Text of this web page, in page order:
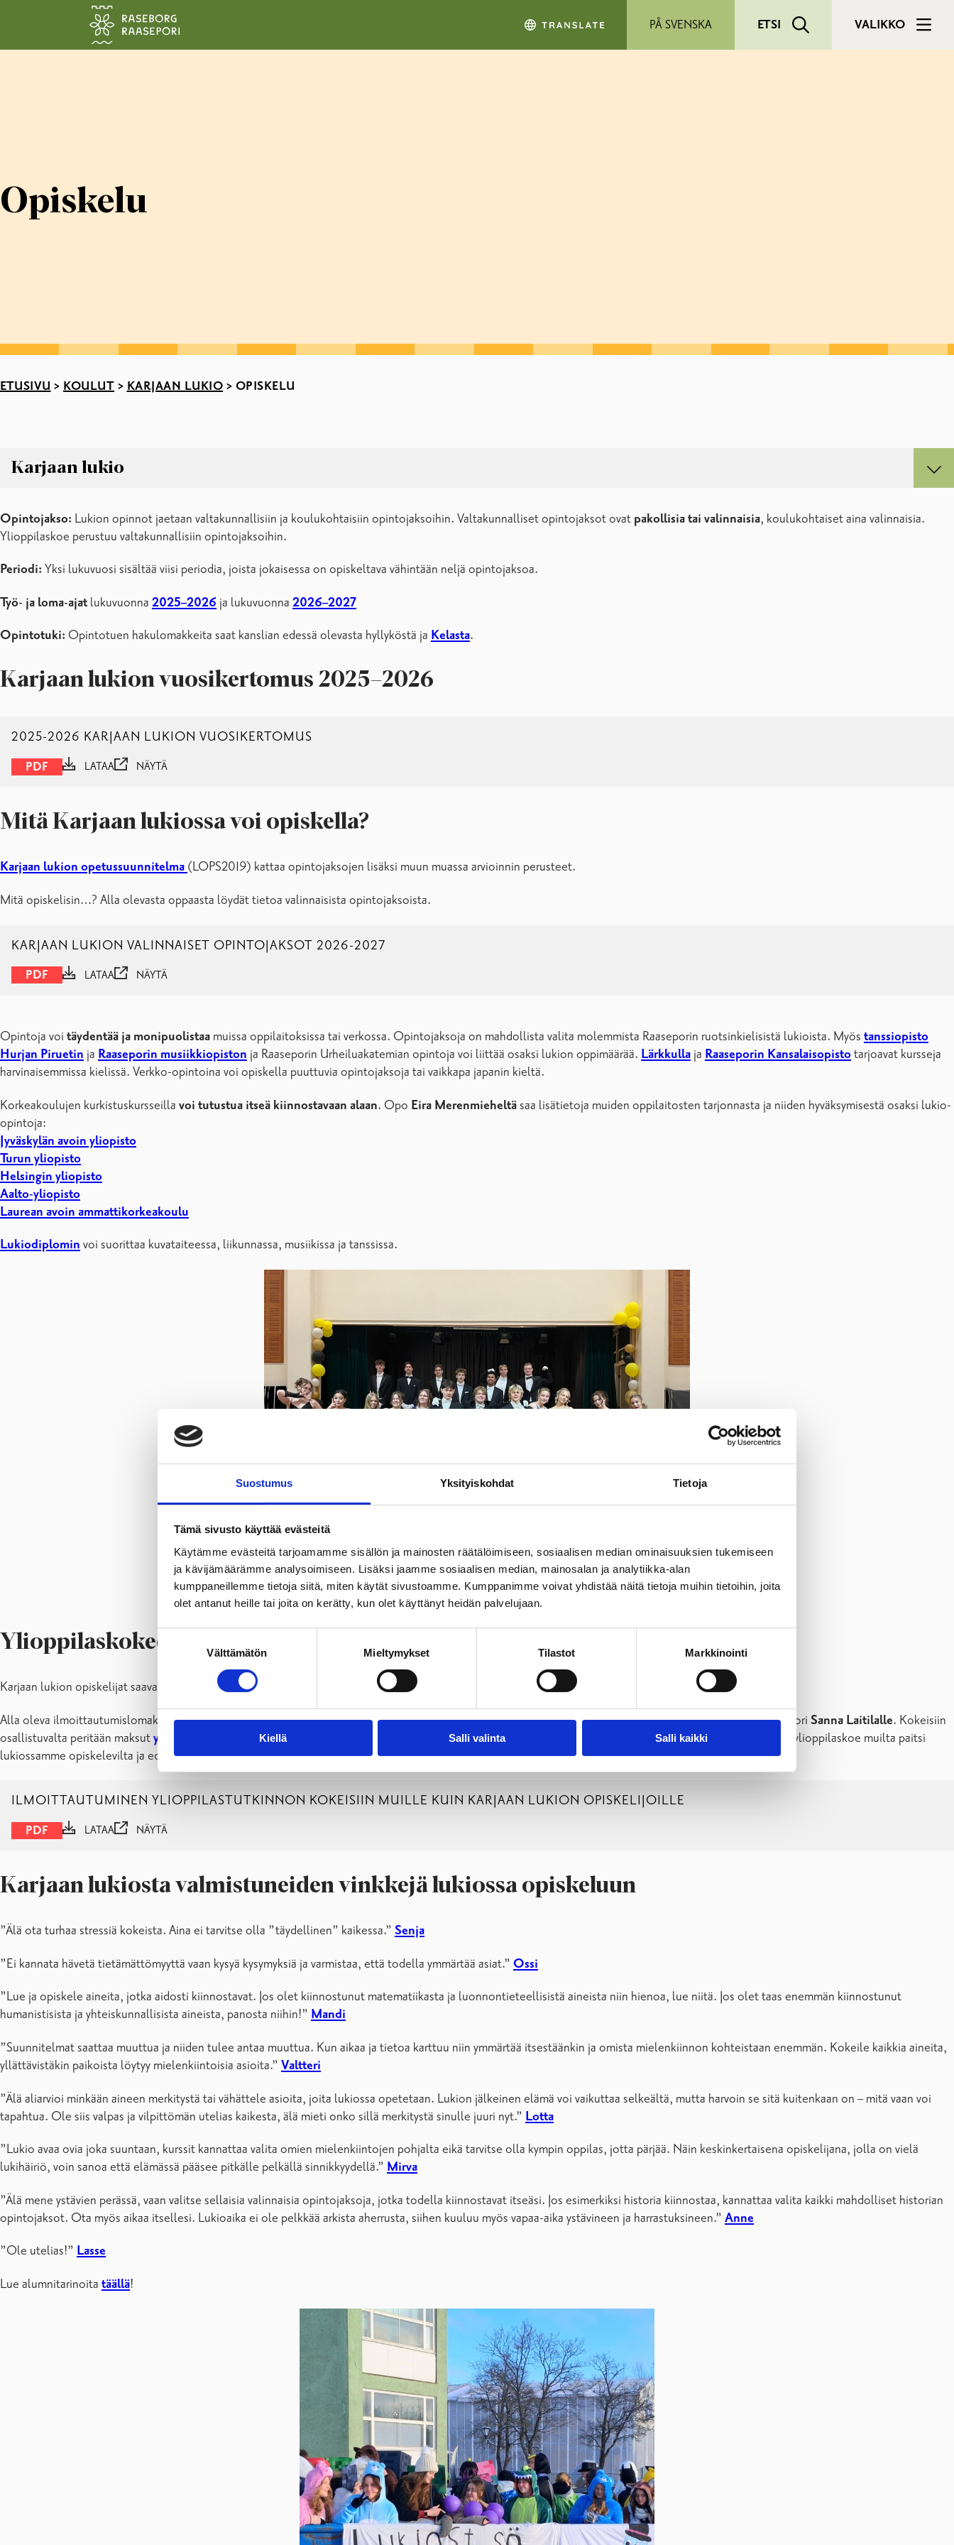
Suostumus Yksityiskohdat Tietoja
Tämä sivusto käyttää evästeitä
Käytämme evästeitä tarjoamamme sisällön ja mainosten räätälöimiseen, sosiaalisen median ominaisuuksien tukemiseen
ja kävijämäärämme analysoimiseen. Lisäksi jaamme sosiaalisen median, mainosalan ja analytiikka-alan
kumppaneillemme tietoja siitä, miten käytät sivustoamme. Kumppanimme voivat yhdistää näitä tietoja muihin tietoihin, joita
olet antanut heille tai joita on kerätty, kun olet käyttänyt heidän palvelujaan.
Välttämätön Mieltymykset Tilastot Markkinointi
Kiellä Salli valinta Salli kaikki
PÅ SVENSKA ETSI VALIKKO
Opiskelu
ETUSIVU > KOULUT > KARJAAN LUKIO > OPISKELU
Karjaan lukio
Hae Karjaan lukioon
Opiskelu
Säännöt ja käytännöt
Projektit ja kansainvälisyys
Karjaan lukion yhteystiedot
Briefly in other languages
Opintojakso: Lukion opinnot jaetaan valtakunnallisiin ja koulukohtaisiin opintojaksoihin. Valtakunnalliset opintojaksot ovat pakollisia tai valinnaisia, koulukohtaiset aina valinnaisia.
Ylioppilaskoe perustuu valtakunnallisiin opintojaksoihin.
Periodi:Yksi lukuvuosi sisältää viisi periodia, joista jokaisessa on opiskeltava vähintään neljä opintojaksoa.
Työ- ja loma-ajat lukuvuonna 2025–2026 ja lukuvuonna 2026–2027
Opintotuki: Opintotuen hakulomakkeita saat kanslian edessä olevasta hyllyköstä ja Kelasta.
Karjaan lukion vuosikertomus 2025–2026
2025-2026 KARJAAN LUKION VUOSIKERTOMUS
PDF LATAA NÄYTÄ
Mitä Karjaan lukiossa voi opiskella?
Karjaan lukion opetussuunnitelma (LOPS2019) kattaa opintojaksojen lisäksi muun muassa arvioinnin perusteet.
Mitä opiskelisin…? Alla olevasta oppaasta löydät tietoa valinnaisista opintojaksoista.
KARJAAN LUKION VALINNAISET OPINTOJAKSOT 2026-2027
PDF LATAA NÄYTÄ
Opintoja voi täydentää ja monipuolistaa muissa oppilaitoksissa tai verkossa. Opintojaksoja on mahdollista valita molemmista Raaseporin ruotsinkielisistä lukioista. Myös tanssiopisto
Hurjan Piruetin ja Raaseporin musiikkiopiston ja Raaseporin Urheiluakatemian opintoja voi liittää osaksi lukion oppimäärää. Lärkkulla ja Raaseporin Kansalaisopistotarjoavat kursseja
harvinaisemmissa kielissä. Verkko-opintoina voi opiskella puuttuvia opintojaksoja tai vaikkapa japanin kieltä.
Korkeakoulujen kurkistuskursseilla voi tutustua itseä kiinnostavaan alaan. Opo Eira Merenmieheltäsaa lisätietoja muiden oppilaitosten tarjonnasta ja niiden hyväksymisestä osaksi lukio-
opintoja:
Jyväskylän avoin yliopisto
Turun yliopisto
Helsingin yliopisto
Aalto-yliopisto
Laurean avoin ammattikorkeakoulu
Lukiodiplomin voi suorittaa kuvataiteessa, liikunnassa, musiikissa ja tanssissa.
Karjaan lukion Wanhat 2026
Ylioppilaskokeet
Karjaan lukion opiskelijat saavat tiedon ylioppilaskokeeseen ilmoittautumisesta Wilman kautta, opotunneilla ja abi-infotilaisuuksissa.
Alla oleva ilmoittautumislomake ylioppilaskokeeseen onvain niille, jotka eivät ole Karjaan lukion opiskelijoita. Tulosta lomake, täytä se ja tuo lukion rehtori Sanna Laitilalle. Kokeisiin
osallistuvalta peritään maksutylioppilastutkintolautakunnan
määräysten mukaisesti. Lisäksi Raaseporin kaupunki perii alustavasta arvioinnista 50 euroa per ylioppilaskoe muilta paitsi
lukiossamme opiskelevilta ja edellisen tutkintokerran aikana valmistuneilta. Rehtorilta voi kysyä lisätietoja.
ILMOITTAUTUMINEN YLIOPPILASTUTKINNON KOKEISIIN MUILLE KUIN KARJAAN LUKION OPISKELIJOILLE
PDF LATAA NÄYTÄ
Karjaan lukiosta valmistuneiden vinkkejä lukiossa opiskeluun
”Älä ota turhaa stressiä kokeista. Aina ei tarvitse olla ”täydellinen” kaikessa.” Senja
”Ei kannata hävetä tietämättömyyttä vaan kysyä kysymyksiä ja varmistaa, että todella ymmärtää asiat.” Ossi
”Lue ja opiskele aineita, jotka aidosti kiinnostavat. Jos olet kiinnostunut matematiikasta ja luonnontieteellisistä aineista niin hienoa, lue niitä. Jos olet taas enemmän kiinnostunut
humanistisista ja yhteiskunnallisista aineista, panosta niihin!” Mandi
”Suunnitelmat saattaa muuttua ja niiden tulee antaa muuttua. Kun aikaa ja tietoa karttuu niin ymmärtää itsestäänkin ja omista mielenkiinnon kohteistaan enemmän. Kokeile kaikkia aineita,
yllättävistäkin paikoista löytyy mielenkiintoisia asioita.” Valtteri
”Älä aliarvioi minkään aineen merkitystä tai vähättele asioita, joita lukiossa opetetaan. Lukion jälkeinen elämä voi vaikuttaa selkeältä, mutta harvoin se sitä kuitenkaan on – mitä vaan voi
tapahtua. Ole siis valpas ja vilpittömän utelias kaikesta, älä mieti onko sillä merkitystä sinulle juuri nyt.” Lotta
”Lukio avaa ovia joka suuntaan, kurssit kannattaa valita omien mielenkiintojen pohjalta eikä tarvitse olla kympin oppilas, jotta pärjää. Näin keskinkertaisena opiskelijana, jolla on vielä
lukihäiriö, voin sanoa että elämässä pääsee pitkälle pelkällä sinnikkyydellä.” Mirva
”Älä mene ystävien perässä, vaan valitse sellaisia valinnaisia opintojaksoja, jotka todella kiinnostavat itseäsi. Jos esimerkiksi historia kiinnostaa, kannattaa valita kaikki mahdolliset historian
opintojaksot. Ota myös aikaa itsellesi. Lukioaika ei ole pelkkää arkista aherrusta, siihen kuuluu myös vapaa-aika ystävineen ja harrastuksineen.” Anne
”Ole utelias!” Lasse
Lue alumnitarinoita täällä!